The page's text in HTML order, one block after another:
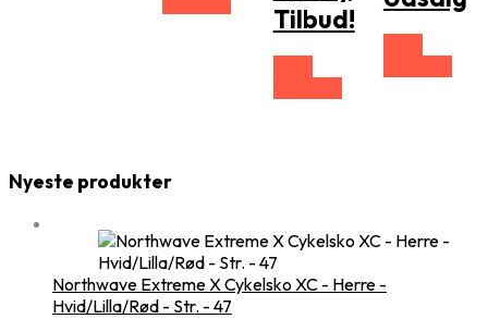
Tilbud!
Nyeste produkter
Northwave Extreme X Cykelsko XC - Herre -
Hvid/Lilla/Rød - Str. - 47